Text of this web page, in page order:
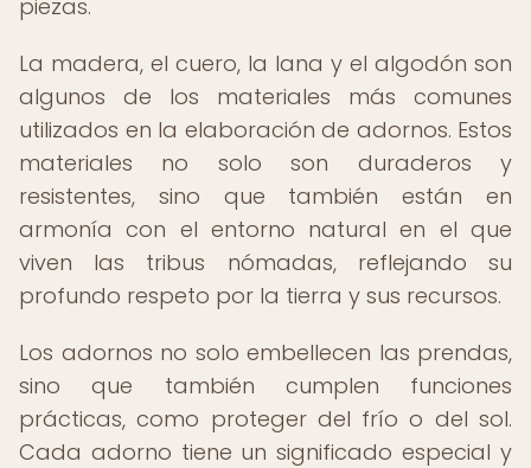
piezas.
La madera, el cuero, la lana y el algodón son
algunos de los materiales más comunes
utilizados en la elaboración de adornos. Estos
materiales no solo son duraderos y
resistentes, sino que también están en
armonía con el entorno natural en el que
viven las tribus nómadas, reflejando su
profundo respeto por la tierra y sus recursos.
Los adornos no solo embellecen las prendas,
sino que también cumplen funciones
prácticas, como proteger del frío o del sol.
Cada adorno tiene un significado especial y